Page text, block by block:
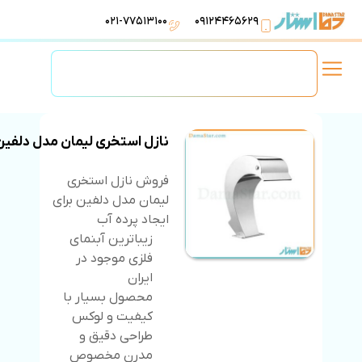
۰۹۱۲۴۴۶۵۶۲۹ ۰۲۱-۷۷۵۱۳۱۰۰
نازل استخری لیمان مدل
فروش نازل استخری
لیمان مدل دلفین برای
ایجاد پرده آب
زیباترین آبنمای
فلزی موجود در
ایران
محصول بسیار با
کیفیت و لوکس
طراحی دقیق و
مدرن مخصوص